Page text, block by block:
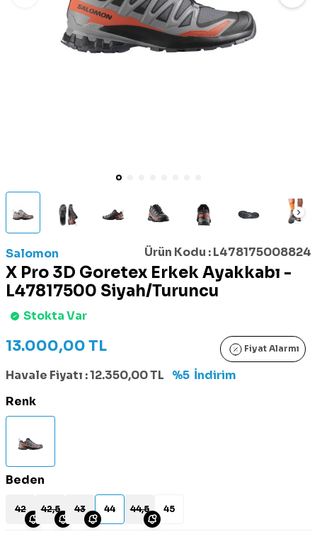
Salomon Ürün Kodu :L478175008824
X Pro 3D Goretex Erkek Ayakkabı -
L47817500 Siyah/Turuncu
Stokta Var
13.000,00TL Fiyat Alarmı
Havale Fiyatı :12.350,00TL %5 İndirim
Renk
Beden
42 42,5 43 44 44,5 45